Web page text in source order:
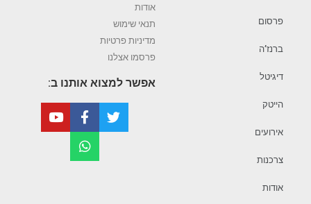
פרסום
ברנז’ה
דיגיטל
הייטק
אירועים
צרכנות
אודות
אודות
תנאי שימוש
מדיניות פרטיות
פרסמו אצלנו
אפשר למצוא אותנו ב: